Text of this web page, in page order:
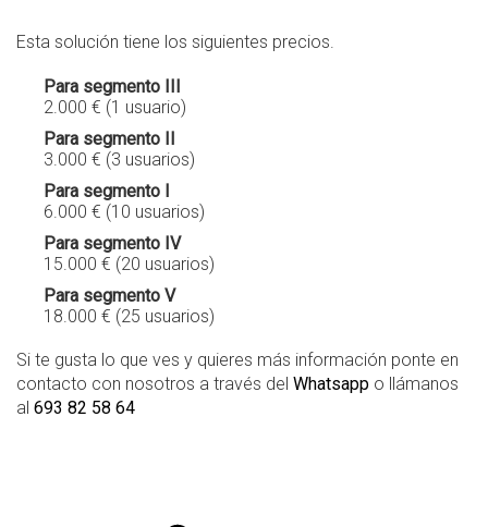
Esta solución tiene los siguientes precios.
Para segmento III
2.000 € (1 usuario)
Para segmento II
3.000 € (3 usuarios)
Para segmento I
6.000 € (10 usuarios)
Para segmento IV
15.000 € (20 usuarios)
Para segmento V
18.000 € (25 usuarios)
Si te gusta lo que ves y quieres más información ponte en
contacto con nosotros a través del Whatsapp o llámanos
al 693 82 58 64